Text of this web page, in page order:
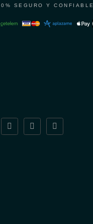
SEGURO Y CONFIABLE